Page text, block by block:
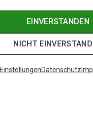
EINVERSTANDEN
NICHT
EinstellungenDatenschutz